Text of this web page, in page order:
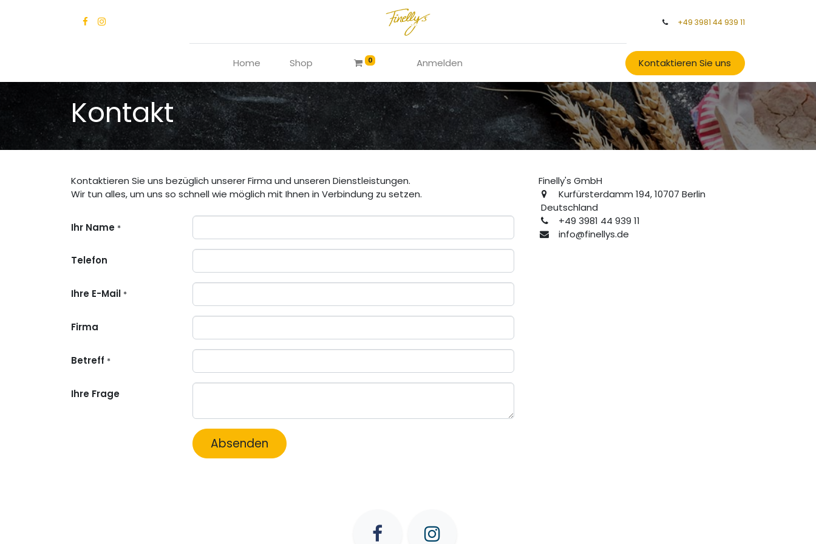
+49 3981 44 939 11
Home Shop 0 Anmelden Kontaktieren Sie uns
Kontakt
Kontaktieren Sie uns bezüglich unserer Firma und unseren Dienstleistungen.
Wir tun alles, um uns so schnell wie möglich mit Ihnen in Verbindung zu setzen.
Ihr Name *
Telefon
Ihre E-Mail *
Firma
Betreff *
Ihre Frage
Absenden
Finelly's GmbH
Kurfürsterdamm 194, 10707 Berlin
Deutschland
+49 3981 44 939 11
info@finellys.de